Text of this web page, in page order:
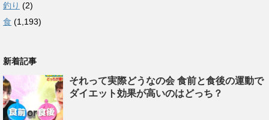
釣り (2)
食 (1,193)
新着記事
それって実際どうなの会 食前と食後の運動で
ダイエット効果が高いのはどっち？